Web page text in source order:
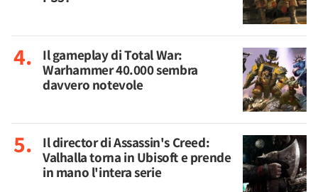
Il gameplay di Total War:
Warhammer 40.000 sembra
davvero notevole
Il director di Assassin's Creed:
Valhalla torna in Ubisoft e prende
in mano l'intera serie